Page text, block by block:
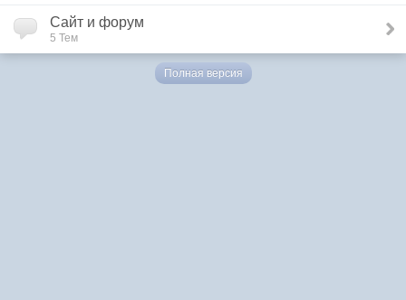
Сайт и форум
5 Тем
Полная версия